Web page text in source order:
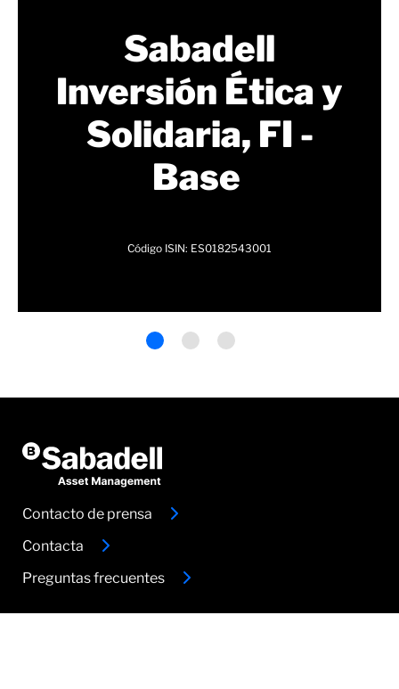
Sabadell
Inversión Ética y
Solidaria, FI -
Base
Código ISIN: ES0182543001
Contacto de prensa
Contacta
Preguntas frecuentes